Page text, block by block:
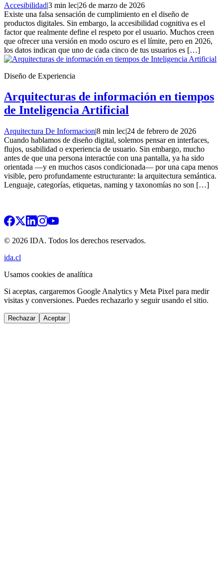
Accesibilidad|3 min lec|26 de marzo de 2026
Existe una falsa sensación de cumplimiento en el diseño de
productos digitales. Sin embargo, la accesibilidad cognitiva es el
factor que realmente define el respeto por el usuario. Muchos creen
que ofrecer una versión en modo oscuro es el límite, pero en 2026,
los datos indican que uno de cada cinco de tus usuarios es […]
Diseño de Experiencia
Arquitecturas de información en tiempos
de Inteligencia Artificial
Arquitectura De Informacion|8 min lec|24 de febrero de 2026
Cuando hablamos de diseño digital, solemos pensar en interfaces,
flujos, usabilidad o experiencia de usuario. Sin embargo, mucho
antes de que una persona interactúe con una pantalla, ya ha sido
orientada —y en muchos casos condicionada— por una capa menos
visible, pero profundamente estructurante: la arquitectura semántica.
Lenguaje, categorías, etiquetas, naming y taxonomías no son […]
© 2026 IDA. Todos los derechos reservados.
ida.cl
Usamos cookies de analítica
Si aceptas, cargaremos Google Analytics y Meta Pixel para medir
visitas y conversiones. Puedes rechazarlo y seguir usando el sitio.
Rechazar Aceptar